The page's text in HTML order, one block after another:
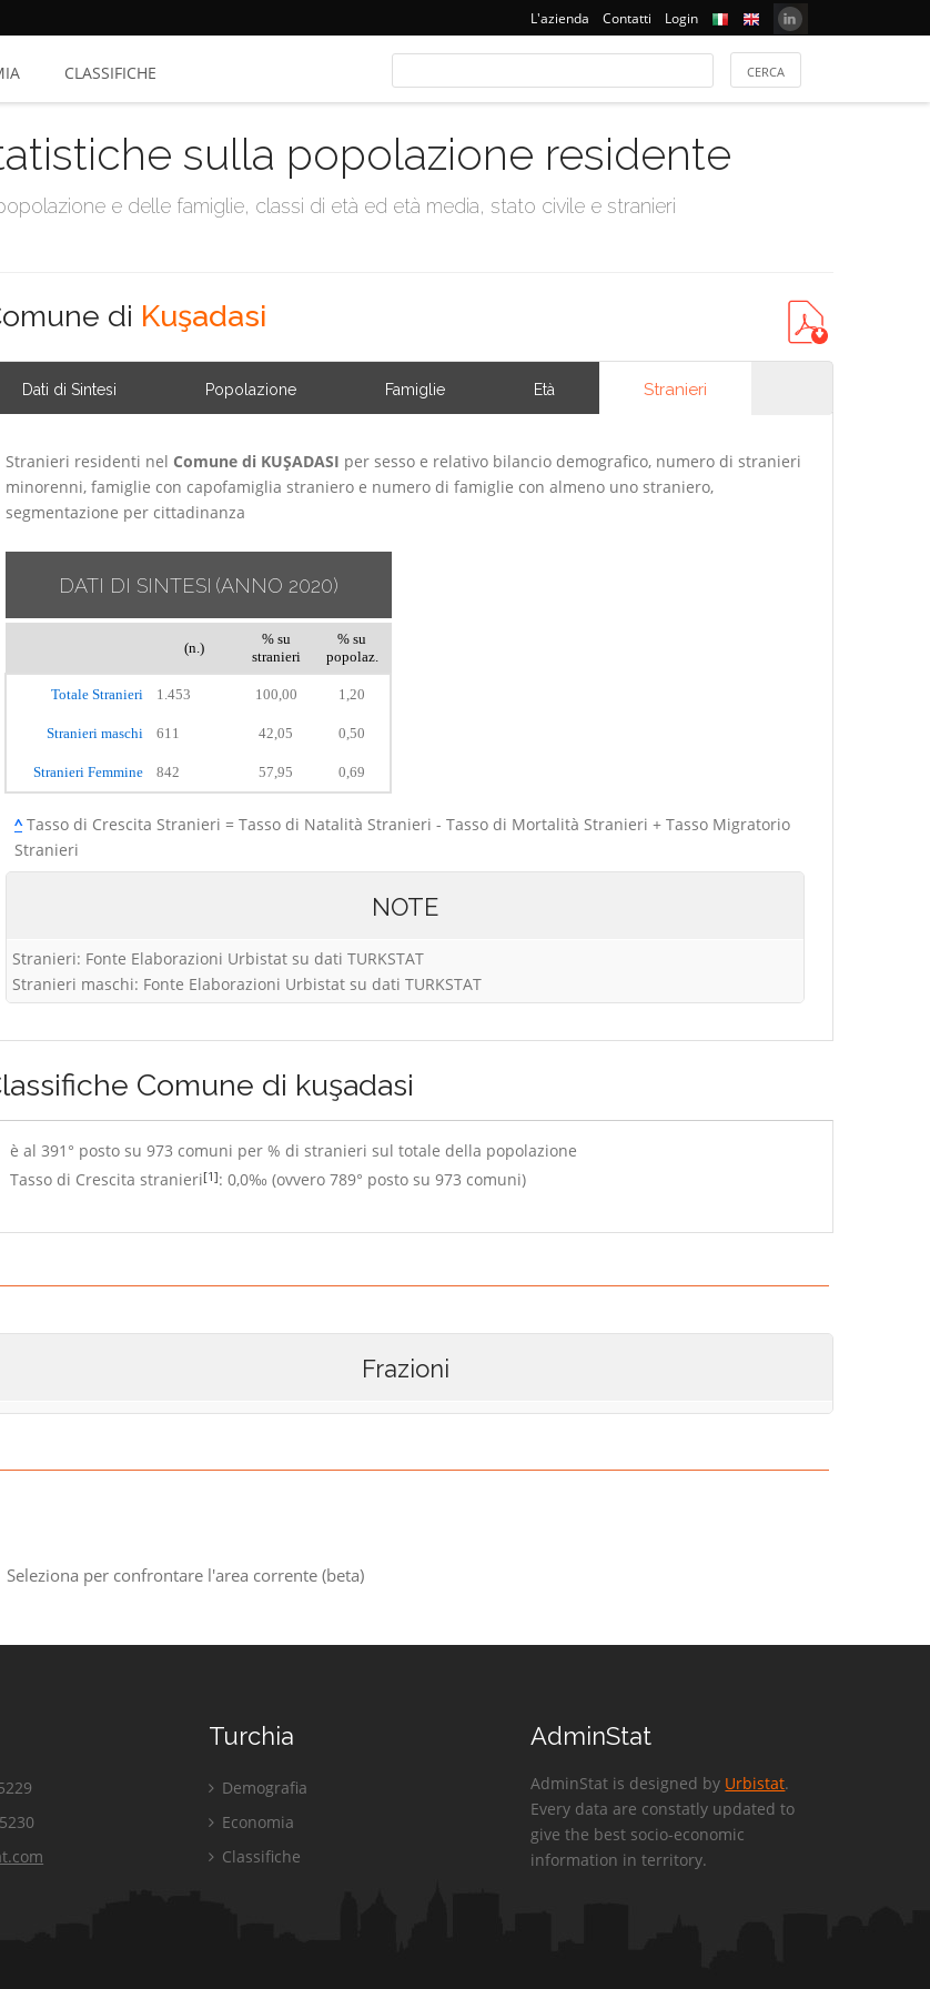
L'azienda Contatti Login
CLASSIFICHE
sulla popolazione residente
e delle famiglie, classi di età ed età media, stato civile e stranieri
di Kuşadasi
Dati di Sintesi Popolazione Famiglie Età Stranieri
Stranieri residenti nel Comune di KUŞADASI per sesso e relativo bilancio demografico, numero di stranieri
minorenni, famiglie con capofamiglia straniero e numero di famiglie con almeno uno straniero,
segmentazione per cittadinanza
DATI DI SINTESI (ANNO 2020)
(n.)
% su
stranieri
% su
popolaz.
Totale Stranieri 1.453 100,00 1,20
Stranieri maschi 611 42,05 0,50
Stranieri Femmine 842 57,95 0,69
^Tasso di Crescita Stranieri = Tasso di Natalità Stranieri - Tasso di Mortalità Stranieri + Tasso Migratorio
Stranieri
NOTE
Stranieri: Fonte Elaborazioni Urbistat su dati TURKSTAT
Stranieri maschi: Fonte Elaborazioni Urbistat su dati TURKSTAT
Comune di kuşadasi
è al 391° posto su 973 comuni per % di stranieri sul totale della popolazione
Tasso di Crescita stranieri[1]: 0,0‰ (ovvero 789° posto su 973 comuni)
Frazioni
Seleziona per confrontare l'area corrente (beta)
Turchia
Demografia
Economia
Classifiche
AdminStat
AdminStat is designed by Urbistat.
Every data are constatly updated to
give the best socio-economic
information in territory.